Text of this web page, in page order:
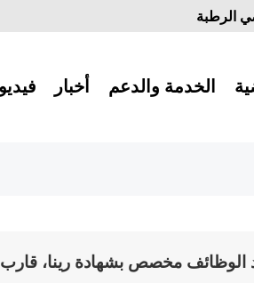
الرطبة
الخدمة والدعم أخبار فيديو
الوظائف مخصص بشهادة رينا،